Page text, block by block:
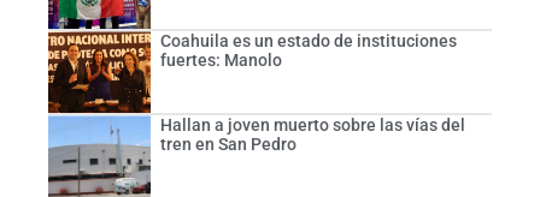
Coahuila es un estado de instituciones
fuertes: Manolo
Hallan a joven muerto sobre las vías del
tren en San Pedro